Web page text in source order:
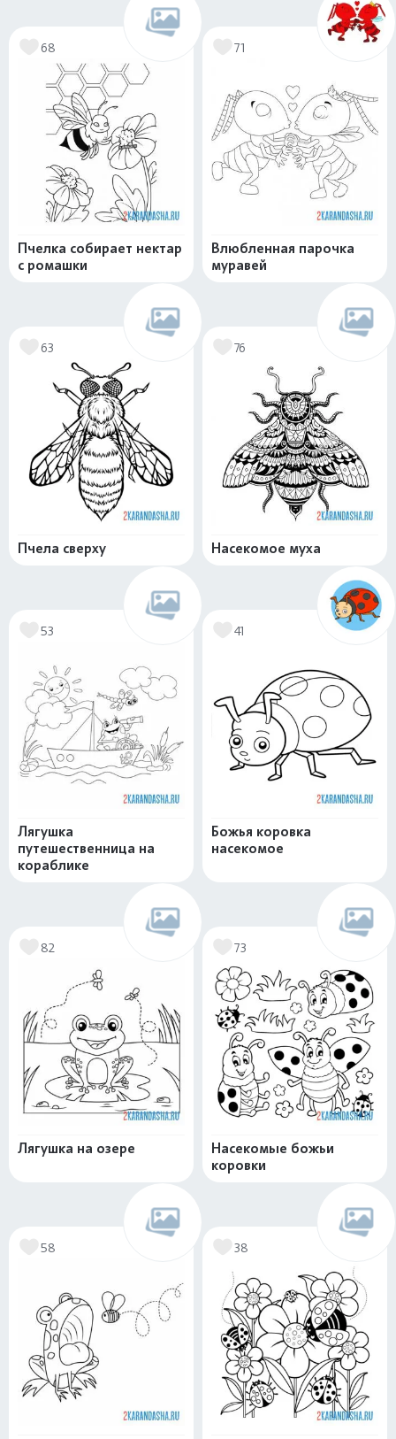
68
Пчелка собирает нектар
с ромашки
71
Влюбленная парочка
муравей
63
Пчела сверху
76
Насекомое муха
53
Лягушка
путешественница на
кораблике
41
Божья коровка
насекомое
82
Лягушка на озере
73
Насекомые божьи
коровки
58 38